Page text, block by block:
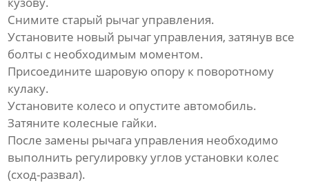
Снимите старый рычаг управления.
Установите новый рычаг управления, затянув все
болты с необходимым моментом.
Присоедините шаровую опору к поворотному
кулаку.
Установите колесо и опустите автомобиль.
Затяните колесные гайки.
После замены рычага управления необходимо
выполнить регулировку углов установки колес
(сход-развал).